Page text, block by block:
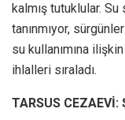
kalmış tutuklular. Su
tanınmıyor,
su kullanımına
ihlalleri sıraladı.
TARSUS CEZAEVİ: